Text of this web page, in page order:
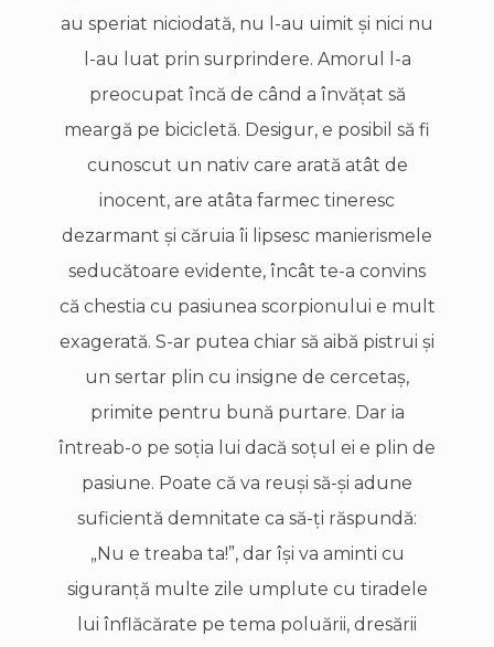
au speriat niciodată, nu l-au uimit şi nici nu
l-au luat prin surprindere. Amorul l-a
preocupat încă de când a învăţat să
meargă pe bicicletă. Desigur, e posibil să fi
cunoscut un nativ care arată atât de
inocent, are atâta farmec tineresc
dezarmant şi căruia îi lipsesc manierismele
seducătoare evidente, încât te-a convins
că chestia cu pasiunea scorpionului e mult
exagerată. S-ar putea chiar să aibă pistrui şi
un sertar plin cu insigne de cercetaş,
primite pentru bună purtare. Dar ia
întreab-o pe soţia lui dacă soţul ei e plin de
pasiune. Poate că va reuşi să-şi adune
suficientă demnitate ca să-ţi răspundă:
„Nu e treaba ta!”, dar îşi va aminti cu
siguranţă multe zile umplute cu tiradele
lui înflăcărate pe tema poluării, dresării